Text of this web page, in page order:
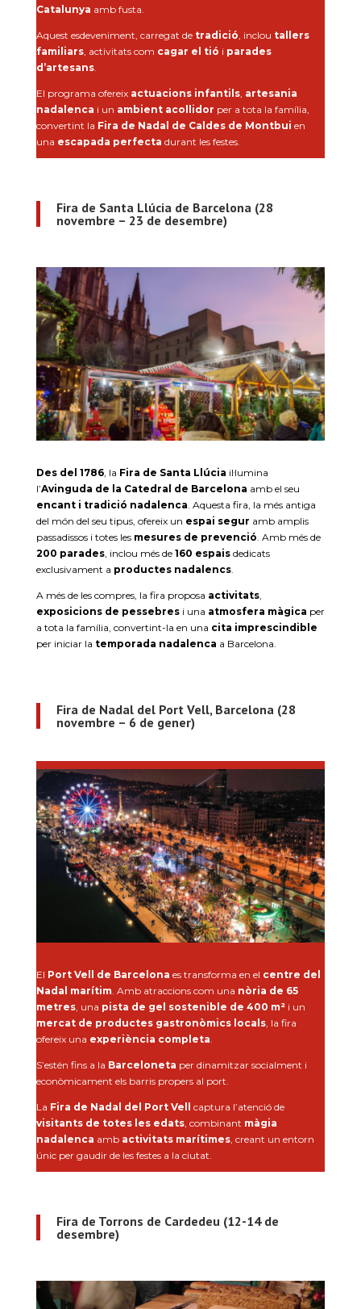
Catalunya amb fusta.
Aquest esdeveniment, carregat de tradició , inclou tallers
familiars, activitats com cagar el tió i parades
d’artesans.
El programa ofereix actuacions infantils, artesania
nadalenca i un ambient acollidor per a tota la família,
convertint la Fira de Nadal de Caldes de Montbui en
una escapada perfecta durant les festes.
Fira de Santa Llúcia de Barcelona (28
novembre – 23 de desembre)
Des del 1786, la Fira de Santa Llúcia il·lumina
l’Avinguda de la Catedral de Barcelona amb el seu
encant i tradició nadalenca . Aquesta fira, la més antiga
del món del seu tipus, ofereix un espai segur amb amplis
passadissos i totes les mesures de prevenció . Amb més de
200 parades, inclou més de 160 espaisdedicats
exclusivament a productes nadalencs.
A més de les compres, la fira proposa activitats,
exposicions de pessebresi una atmosfera màgica per
a tota la família, convertint-la en una cita imprescindible
per iniciar la temporada nadalenca a Barcelona.
Fira de Nadal del Port Vell, Barcelona (28
novembre – 6 de gener)
El Port Vell de Barcelona es transforma en el centre del
Nadal marítim. Amb atraccions com una nòria de 65
metres, una pista de gel sostenible de 400 m²i un
mercat de productes gastronòmics locals, la fira
ofereix una experiència completa
S’estén fins a la Barceloneta per dinamitzar socialment i
econòmicament els barris propers al port.
La Fira de Nadal del Port Vell captura l’atenció de
visitants de totes les edats, combinant màgia
nadalenca amb activitats marítimes, creant un entorn
únic per gaudir de les festes a la ciutat.
Fira de Torrons de Cardedeu (12-14 de
desembre)